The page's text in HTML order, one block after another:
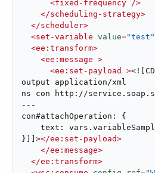
<fixed-frequency />
</scheduling-strategy>
</scheduler>
<set-variable value="test"
<ee:transform>
<ee:message >
<ee:set-payload >
output application/xml
ns con http://
---
con#attachOperation: {
text:
}]]></ee:set-payload>
</ee:message>
</ee:transform>